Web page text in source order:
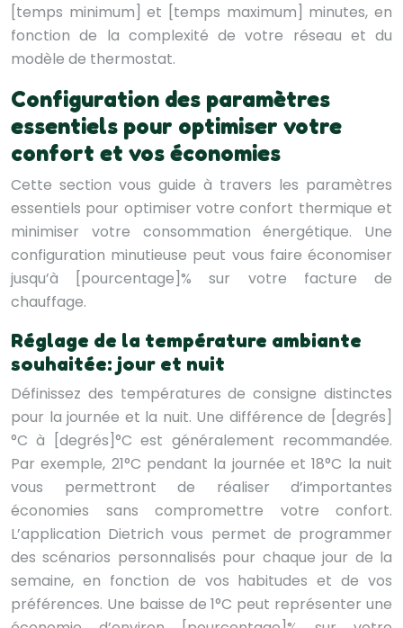
[temps minimum] et [temps maximum] minutes, en
fonction de la complexité de votre réseau et du
modèle de thermostat.
Configuration des paramètres
essentiels pour optimiser votre
confort et vos économies
Cette section vous guide à travers les paramètres
essentiels pour optimiser votre confort thermique et
minimiser votre consommation énergétique. Une
configuration minutieuse peut vous faire économiser
jusqu’à [pourcentage]% sur votre facture de
chauffage.
Réglage de la température ambiante
souhaitée: jour et nuit
Définissez des températures de consigne distinctes
pour la journée et la nuit. Une différence de [degrés]
°C à [degrés]°C est généralement recommandée.
Par exemple, 21°C pendant la journée et 18°C la nuit
vous permettront de réaliser d’importantes
économies sans compromettre votre confort.
L’application Dietrich vous permet de programmer
des scénarios personnalisés pour chaque jour de la
semaine, en fonction de vos habitudes et de vos
préférences. Une baisse de 1°C peut représenter une